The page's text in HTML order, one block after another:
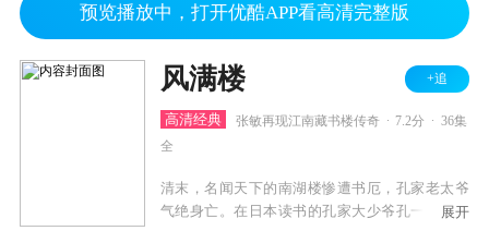
预览播放中，打开优酷APP看高清完整版
风满楼 +追
高清经典 张敏再现江南藏书楼传奇 7.2分
36集
全
清末，名闻天下的南湖楼惨遭书厄，孔家老太爷
气绝身亡。在日本读书的孔家大少爷孔一白赶回
展开